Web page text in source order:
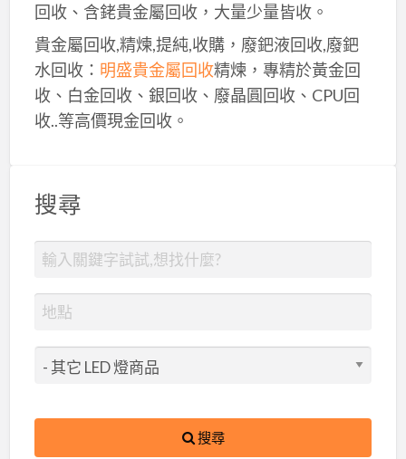
回收、含銠貴金屬回收，大量少量皆收。
貴金屬回收,精煉,提純,收購，廢鈀液回收,廢鈀
水回收： 明盛貴金屬回收精煉，專精於黃金回
收、白金回收、銀回收、廢晶圓回收、CPU回
收..等高價現金回收。
搜尋
搜尋